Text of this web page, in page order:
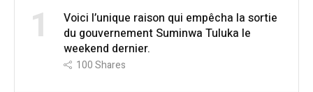
1
Voici l’unique raison qui empêcha la sortie
du gouvernement Suminwa Tuluka le
weekend dernier.
100Shares